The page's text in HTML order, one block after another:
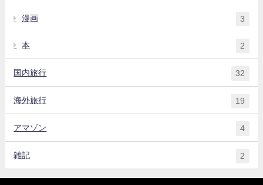
漫画 3
本 2
国内旅行 32
海外旅行 19
アマゾン 4
雑記 2